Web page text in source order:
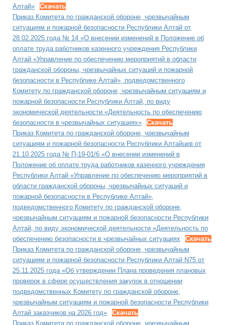
Алтай»
Скачать
Приказ Комитета по гражданской обороне, чрезвычайным
ситуациям и пожарной безопасности Республики Алтай от
28.02.2025 года № 14 «О внесении изменений в Положение об
оплате труда работников казенного учреждения Республики
Алтай «Управление по обеспечению мероприятий в области
гражданской обороны, чрезвычайных ситуаций и пожарной
безопасности в Республике Алтай», подведомственного
Комитету по гражданской обороне, чрезвычайным ситуациям и
пожарной безопасности Республики Алтай, по виду
экономической деятельности «Деятельность по обеспечению
безопасности в чрезвычайных ситуациях»
Скачать
Приказ Комитета по гражданской обороне, чрезвычайным
ситуациям и пожарной безопасности Республики Алтайцев от
21.10.2025 года № П-19-01/6 «О внесении изменений в
Положение об оплате труда работников казенного учреждения
Республики Алтай «Управление по обеспечению мероприятий в
области гражданской обороны, чрезвычайных ситуаций и
пожарной безопасности в Республике Алтай»,
подведомственного Комитету по гражданской обороне,
чрезвычайным ситуациям и пожарной безопасности Республики
Алтай, по виду экономической деятельности «Деятельность по
обеспечению безопасности в чрезвычайных ситуациях
Скачать
Приказ Комитета по гражданской обороне, чрезвычайным
ситуациям и пожарной безопасности Республики Алтай N75 от
25.11.2025 года «Об утверждении Плана проведения плановых
проверок в сфере осуществления закупок в отношении
подведомственных Комитету по гражданской обороне,
чрезвычайным ситуациям и пожарной безопасности Республики
Алтай заказчиков на 2026 год»
Скачать
Приказ Комитета по гражданской обороне, чрезвычайным